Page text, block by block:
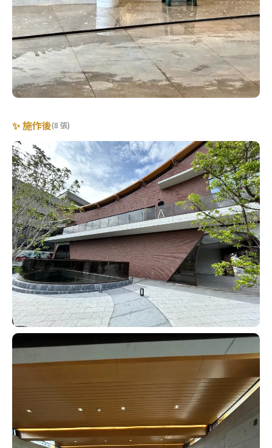
✨ 施作後(8 張)